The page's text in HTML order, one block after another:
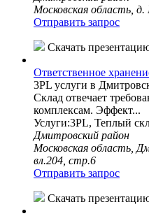
Московская область, д.
Отправить запрос
Скачать
Ответственное
3PL услуги в
Склад отвечает
комплексам. Эффект...
Услуги:3PL, Теплый
Дмитровский район
Московская область,
вл.204, стр.6
Отправить запрос
Скачать